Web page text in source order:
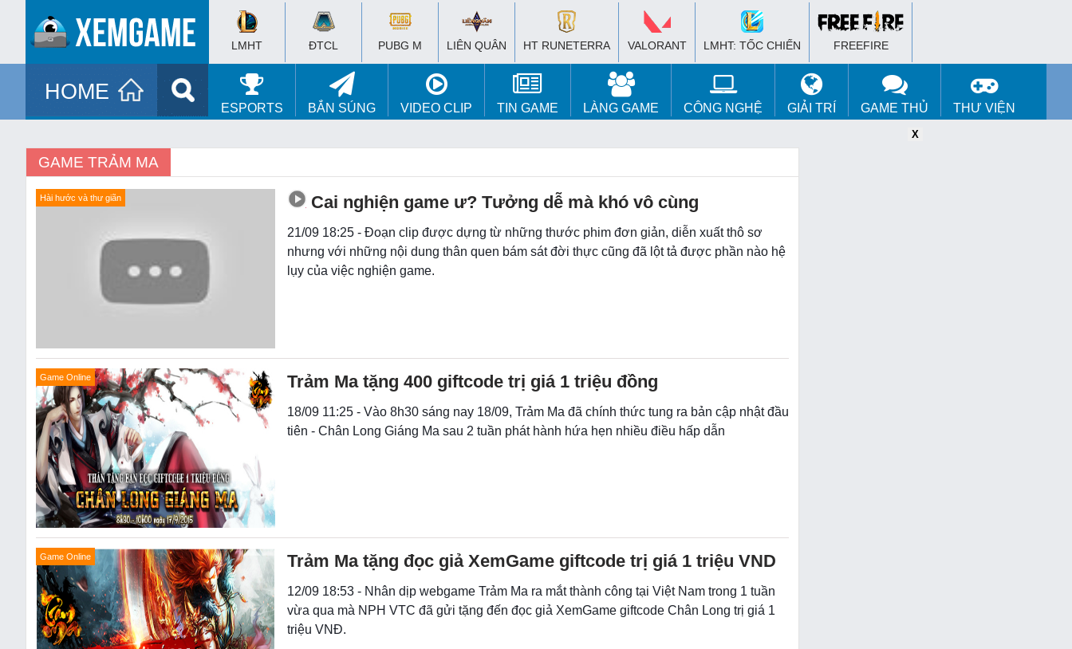
LMHT ĐTCL PUBG M LIÊN QUÂN HT RUNETERRA VALORANT LMHT: TỐC CHIẾN FREEFIRE
HOME
ESPORTS BẮN SÚNG VIDEO CLIP TIN GAME LÀNG GAME CÔNG NGHỆ GIẢI TRÍ GAME THỦ THƯ VIỆN
X
GAME TRẢM MA
Hài hước và thư giãn Cai nghiện game ư? Tưởng dễ mà khó vô cùng
21/09 18:25 - Đoạn clip được dựng từ những thước phim đơn giản, diễn xuất thô sơ
nhưng với những nội dung thân quen bám sát đời thực cũng đã lột tả được phần nào hệ
lụy của việc nghiện game.
Game Online Trảm Ma tặng 400 giftcode trị giá 1 triệu đồng
18/09 11:25 - Vào 8h30 sáng nay 18/09, Trảm Ma đã chính thức tung ra bản cập nhật đầu
tiên - Chân Long Giáng Ma sau 2 tuần phát hành hứa hẹn nhiều điều hấp dẫn
Game Online Trảm Ma tặng đọc giả XemGame giftcode trị giá 1 triệu VND
12/09 18:53 - Nhân dịp webgame Trảm Ma ra mắt thành công tại Việt Nam trong 1 tuần
vừa qua mà NPH VTC đã gửi tặng đến đọc giả XemGame giftcode Chân Long trị giá 1
triệu VNĐ.